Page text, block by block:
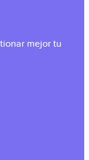
mejor tu